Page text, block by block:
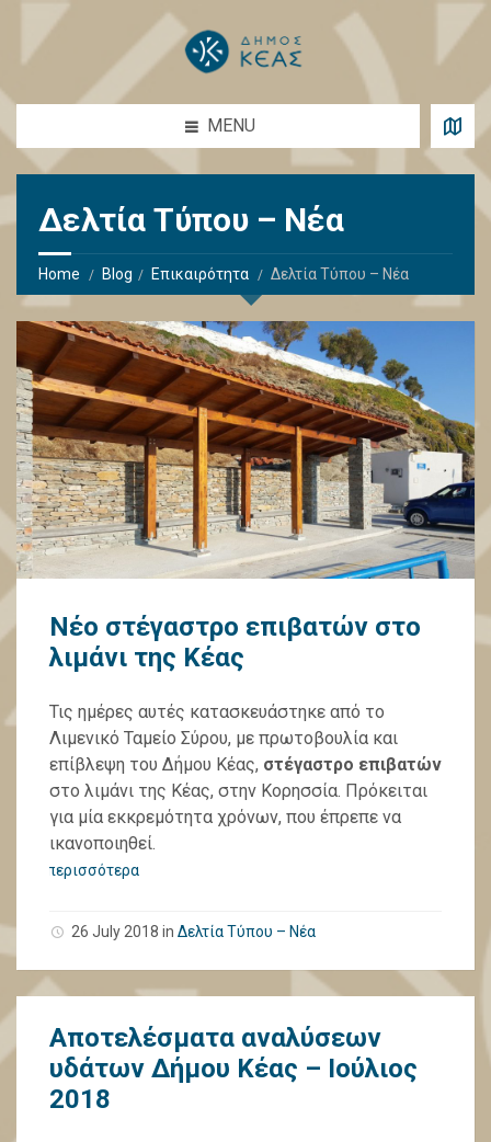
MENU
Δελτία Τύπου – Νέα
Home Blog Επικαιρότητα Δελτία Τύπου – Νέα
Νέο στέγαστρο επιβατών στο
λιμάνι της Κέας
Τις ημέρες αυτές κατασκευάστηκε από το
Λιμενικό Ταμείο Σύρου, με πρωτοβουλία και
επίβλεψη του Δήμου Κέας, στέγαστρο επιβατών
στο λιμάνι της Κέας, στην Κορησσία. Πρόκειται
για μία εκκρεμότητα χρόνων, που έπρεπε να
ικανοποιηθεί.
περισσότερα
26 July 2018 in Δελτία Τύπου – Νέα
Αποτελέσματα αναλύσεων
υδάτων Δήμου Κέας – Ιούλιος
2018